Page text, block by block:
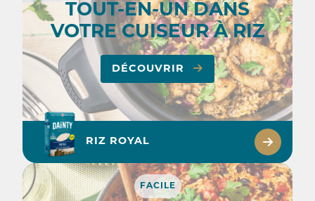
TOUT-EN-UN DANS
VOTRE CUISEUR À RIZ
DÉCOUVRIR
RIZ ROYAL
FACILE